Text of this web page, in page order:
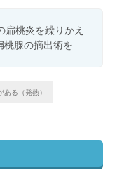
桃炎を繰りかえ
腺の摘出術を...
ある（発熱）